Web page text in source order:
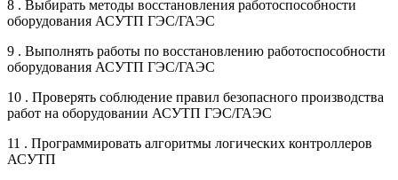
8 . Выбирать методы восстановления работоспособности
оборудования АСУТП ГЭС/ГАЭС
9 . Выполнять работы по восстановлению работоспособности
оборудования АСУТП ГЭС/ГАЭС
10 . Проверять соблюдение правил безопасного производства
работ на оборудовании АСУТП ГЭС/ГАЭС
11 . Программировать алгоритмы логических контроллеров
АСУТП